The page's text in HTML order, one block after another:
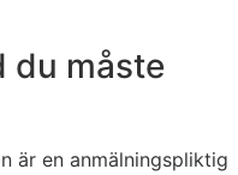
du måste
är en anmälningspliktig